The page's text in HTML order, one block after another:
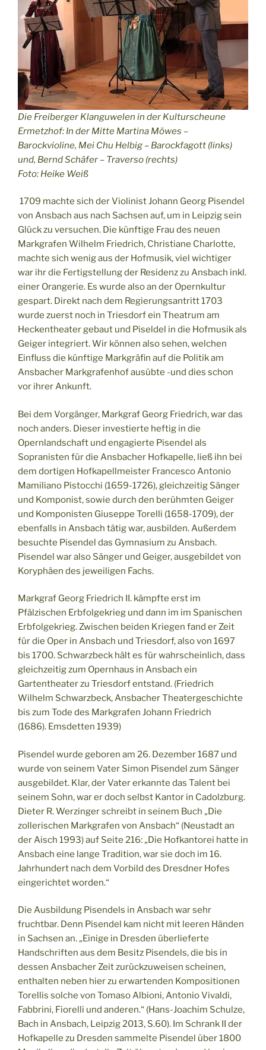
Die Freiberger Klanguwelen in der Kulturscheune
Ermetzhof: In der Mitte Martina Möwes –
Barockvioline, Mei Chu Helbig – Barockfagott (links)
und, Bernd Schäfer – Traverso (rechts)
Foto: Heike Weiß
1709 machte sich der Violinist Johann Georg Pisendel
von Ansbach aus nach Sachsen auf, um in Leipzig sein
Glück zu versuchen. Die künftige Frau des neuen
Markgrafen Wilhelm Friedrich, Christiane Charlotte,
machte sich wenig aus der Hofmusik, viel wichtiger
war ihr die Fertigstellung der Residenz zu Ansbach inkl.
einer Orangerie. Es wurde also an der Opernkultur
gespart. Direkt nach dem Regierungsantritt 1703
wurde zuerst noch in Triesdorf ein Theatrum am
Heckentheater gebaut und Piseldel in die Hofmusik als
Geiger integriert. Wir können also sehen, welchen
Einfluss die künftige Markgräfin auf die Politik am
Ansbacher Markgrafenhof ausübte -und dies schon
vor ihrer Ankunft.
Bei dem Vorgänger, Markgraf Georg Friedrich, war das
noch anders. Dieser investierte heftig in die
Opernlandschaft und engagierte Pisendel als
Sopranisten für die Ansbacher Hofkapelle, ließ ihn bei
dem dortigen Hofkapellmeister Francesco Antonio
Mamiliano Pistocchi (1659-1726), gleichzeitig Sänger
und Komponist, sowie durch den berühmten Geiger
und Komponisten Giuseppe Torelli (1658-1709), der
ebenfalls in Ansbach tätig war, ausbilden. Außerdem
besuchte Pisendel das Gymnasium zu Ansbach.
Pisendel war also Sänger und Geiger, ausgebildet von
Koryphäen des jeweiligen Fachs.
Markgraf Georg Friedrich II. kämpfte erst im
Pfälzischen Erbfolgekrieg und dann im im Spanischen
Erbfolgekrieg. Zwischen beiden Kriegen fand er Zeit
für die Oper in Ansbach und Triesdorf, also von 1697
bis 1700. Schwarzbeck hält es für wahrscheinlich, dass
gleichzeitig zum Opernhaus in Ansbach ein
Gartentheater zu Triesdorf entstand. (Friedrich
Wilhelm Schwarzbeck, Ansbacher Theatergeschichte
bis zum Tode des Markgrafen Johann Friedrich
(1686). Emsdetten 1939)
Pisendel wurde geboren am 26. Dezember 1687 und
wurde von seinem Vater Simon Pisendel zum Sänger
ausgebildet. Klar, der Vater erkannte das Talent bei
seinem Sohn, war er doch selbst Kantor in Cadolzburg.
Dieter R. Werzinger schreibt in seinem Buch „Die
zollerischen Markgrafen von Ansbach“ (Neustadt an
der Aisch 1993) auf Seite 216: „Die Hofkantorei hatte in
Ansbach eine lange Tradition, war sie doch im 16.
Jahrhundert nach dem Vorbild des Dresdner Hofes
eingerichtet worden.“
Die Ausbildung Pisendels in Ansbach war sehr
fruchtbar. Denn Pisendel kam nicht mit leeren Händen
in Sachsen an. „Einige in Dresden überlieferte
Handschriften aus dem Besitz Pisendels, die bis in
dessen Ansbacher Zeit zurückzuweisen scheinen,
enthalten neben hier zu erwartenden Kompositionen
Torellis solche von Tomaso Albioni, Antonio Vivaldi,
Fabbrini, Fiorelli und anderen.“ (Hans-Joachim Schulze,
Bach in Ansbach, Leipzig 2013, S.60). Im Schrank II der
Hofkapelle zu Dresden sammelte Pisendel über 1800